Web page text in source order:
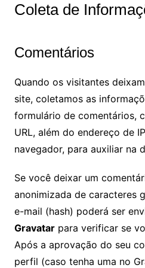
Coleta de
Comentários
Quando os visitantes
site, coletamos as
formulário de comentários,
URL, além do endereço de
navegador, para auxiliar na
Se você deixar um
anonimizada de caracteres
e-mail (hash) poderá ser
Gravatarpara verificar se
Após a aprovação do seu
perfil (caso tenha uma no